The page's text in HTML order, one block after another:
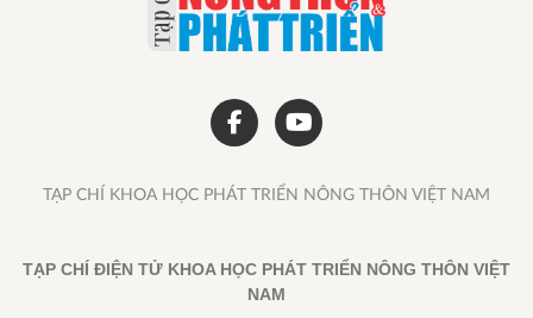
TẠP CHÍ KHOA HỌC PHÁT TRIỂN NÔNG THÔN VIỆT NAM
TẠP CHÍ ĐIỆN TỬ KHOA HỌC PHÁT TRIỂN NÔNG THÔN VIỆT
NAM